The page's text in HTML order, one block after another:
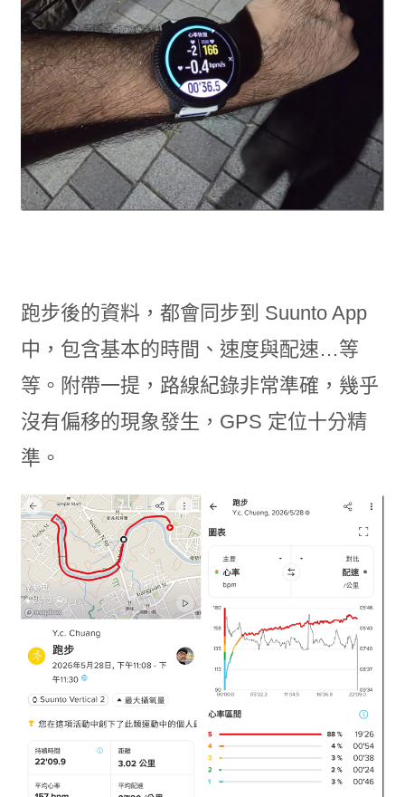
跑步後的資料，都會同步到 Suunto App
中，包含基本的時間、速度與配速…等
等。附帶一提，路線紀錄非常準確，幾乎
沒有偏移的現象發生，GPS 定位十分精
準。